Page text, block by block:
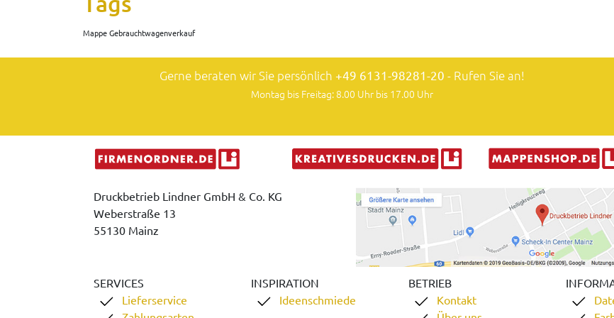
Mappe Gebrauchtwagenverkauf
Gerne beraten wir Sie persönlich +49 6131-98281-20 - Rufen Sie an!
Montag bis Freitag: 8.00 Uhr bis 17.00 Uhr
Druckbetrieb Lindner GmbH & Co. KG
Weberstraße 13
55130 Mainz
SERVICES
Lieferservice
INSPIRATION
Ideenschmiede
BETRIEB
Kontakt